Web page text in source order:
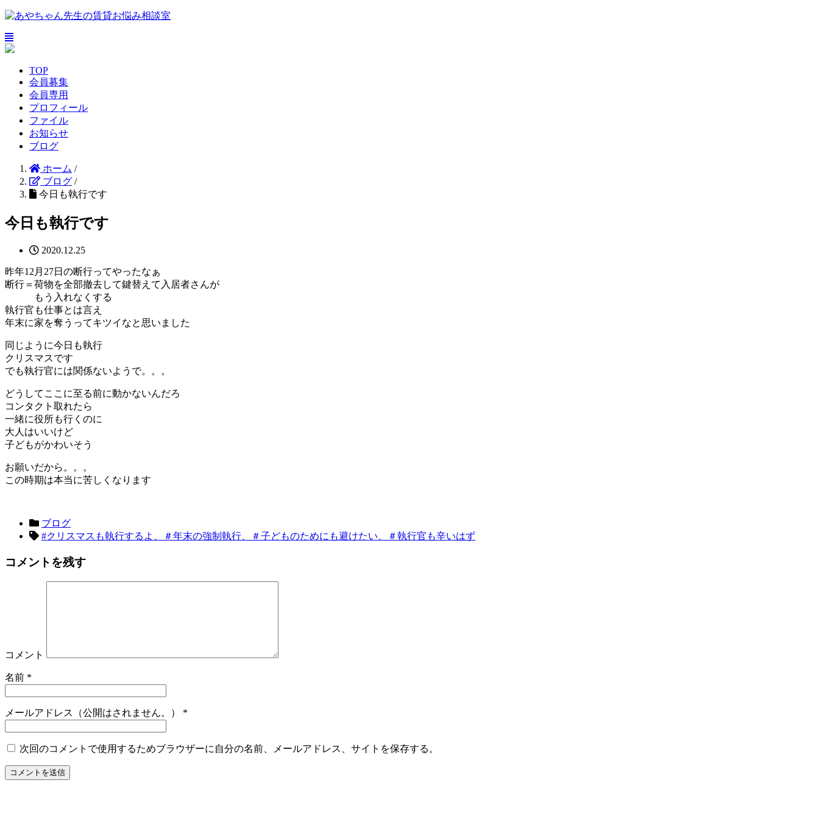
TOP
会員募集
会員専用
プロフィール
ファイル
お知らせ
ブログ
ホーム /
ブログ /
今日も執行です
今日も執行です
2020.12.25
昨年12月27日の断行ってやったなぁ
断行＝荷物を全部撤去して鍵替えて入居者さんが
もう入れなくする
執行官も仕事とは言え
年末に家を奪うってキツイなと思いました
同じように今日も執行
クリスマスです
でも執行官には関係ないようで。。。
どうしてここに至る前に動かないんだろ
コンタクト取れたら
一緒に役所も行くのに
大人はいいけど
子どもがかわいそう
お願いだから。。。
この時期は本当に苦しくなります
ブログ
#クリスマスも執行するよ、＃年末の強制執行、＃子どものためにも避けたい、＃執行官も辛いはず
コメントを残す
コメント
名前 *
メールアドレス（公開はされません。） *
次回のコメントで使用するためブラウザーに自分の名前、メールアドレス、サイトを保存する。